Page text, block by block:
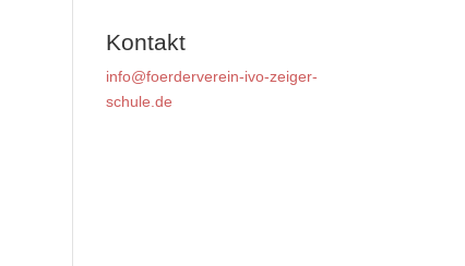
Kontakt
info@foerderverein-ivo-zeiger-
schule.de